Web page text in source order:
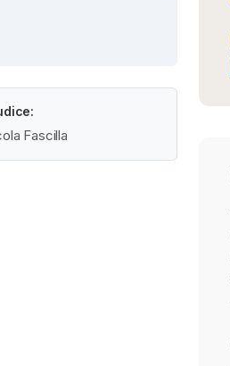
Fascilla